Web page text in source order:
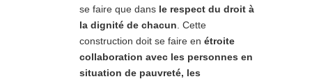
se faire que dans le respect du droit à
la dignité de chacun . Cette
construction doit se faire en étroite
collaboration avec les personnes en
situation de pauvreté, les